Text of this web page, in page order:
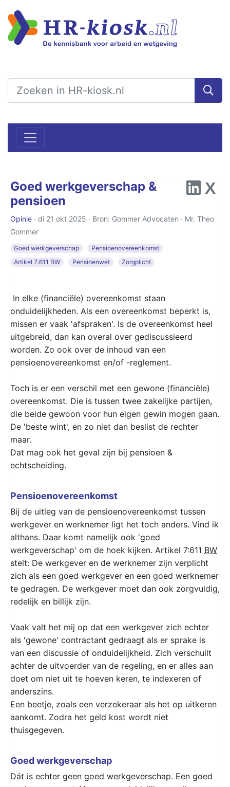
Goed werkgeverschap &
pensioen
Opinie · di 21 okt 2025 · Bron: Gommer Advocaten · Mr. Theo
Gommer
Goed werkgeverschap
Pensioenovereenkomst
Artikel 7:611 BW
Pensioenwet Zorgplicht
In elke (financiële) overeenkomst staan
onduidelijkheden. Als een overeenkomst beperkt is,
missen er vaak 'afspraken'. Is de overeenkomst heel
uitgebreid, dan kan overal over gediscussieerd
worden. Zo ook over de inhoud van een
pensioenovereenkomst en/of -reglement.
Toch is er een verschil met een gewone (financiële)
overeenkomst. Die is tussen twee zakelijke partijen,
die beide gewoon voor hun eigen gewin mogen gaan.
De 'beste wint', en zo niet dan beslist de rechter
maar.
Dat mag ook het geval zijn bij pensioen &
echtscheiding.
Pensioenovereenkomst
Bij de uitleg van de pensioenovereenkomst tussen
werkgever en werknemer ligt het toch anders. Vind ik
althans. Daar komt namelijk ook 'goed
werkgeverschap' om de hoek kijken. Artikel 7:611 BW
stelt: De werkgever en de werknemer zijn verplicht
zich als een goed werkgever en een goed werknemer
te gedragen. De werkgever moet dan ook zorgvuldig,
redelijk en billijk zijn.
Vaak valt het mij op dat een werkgever zich echter
als 'gewone' contractant gedraagt als er sprake is
van een discussie of onduidelijkheid. Zich verschuilt
achter de uitvoerder van de regeling, en er alles aan
doet om niet uit te hoeven keren, te indexeren of
anderszins.
Een beetje, zoals een verzekeraar als het op uitkeren
aankomt. Zodra het geld kost wordt niet
thuisgegeven.
Goed werkgeverschap
Dát is echter geen goed werkgeverschap. Een goed